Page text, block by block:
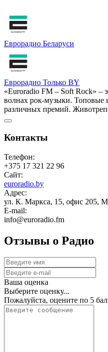
Еврорадио Беларуси
Еврорадио Только BY
«Euroradio FM – Soft Rock» –
волнах рок-музыки. Топовые
различных премий.
Контакты
Телефон:
+375 17 321 22 96
Сайт:
euroradio.by
Адрес:
ул. К. Маркса, 15, офис 205,
E-mail:
info@euroradio.fm
Отзывы о Радио
Ваша оценка
Выберите оценку...
Пожалуйста, оцените по 5